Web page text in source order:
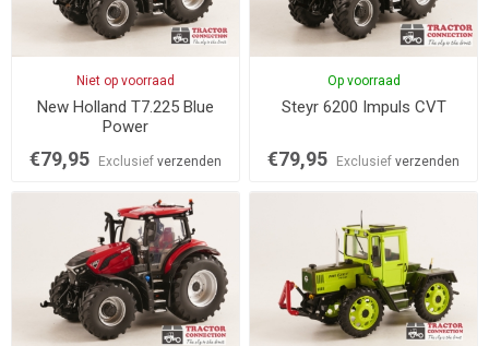
Niet op voorraad
New Holland T7.225 Blue
Power
€79,95 Exclusief verzenden
Op voorraad
Steyr 6200 Impuls CVT
€79,95 Exclusiefverzenden